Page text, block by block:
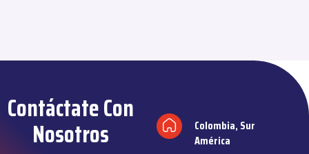
Contáctate Con
Nosotros
Colombia, Sur
América